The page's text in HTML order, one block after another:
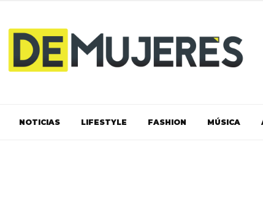
NOTICIAS LIFESTYLE FASHION MÚSICA